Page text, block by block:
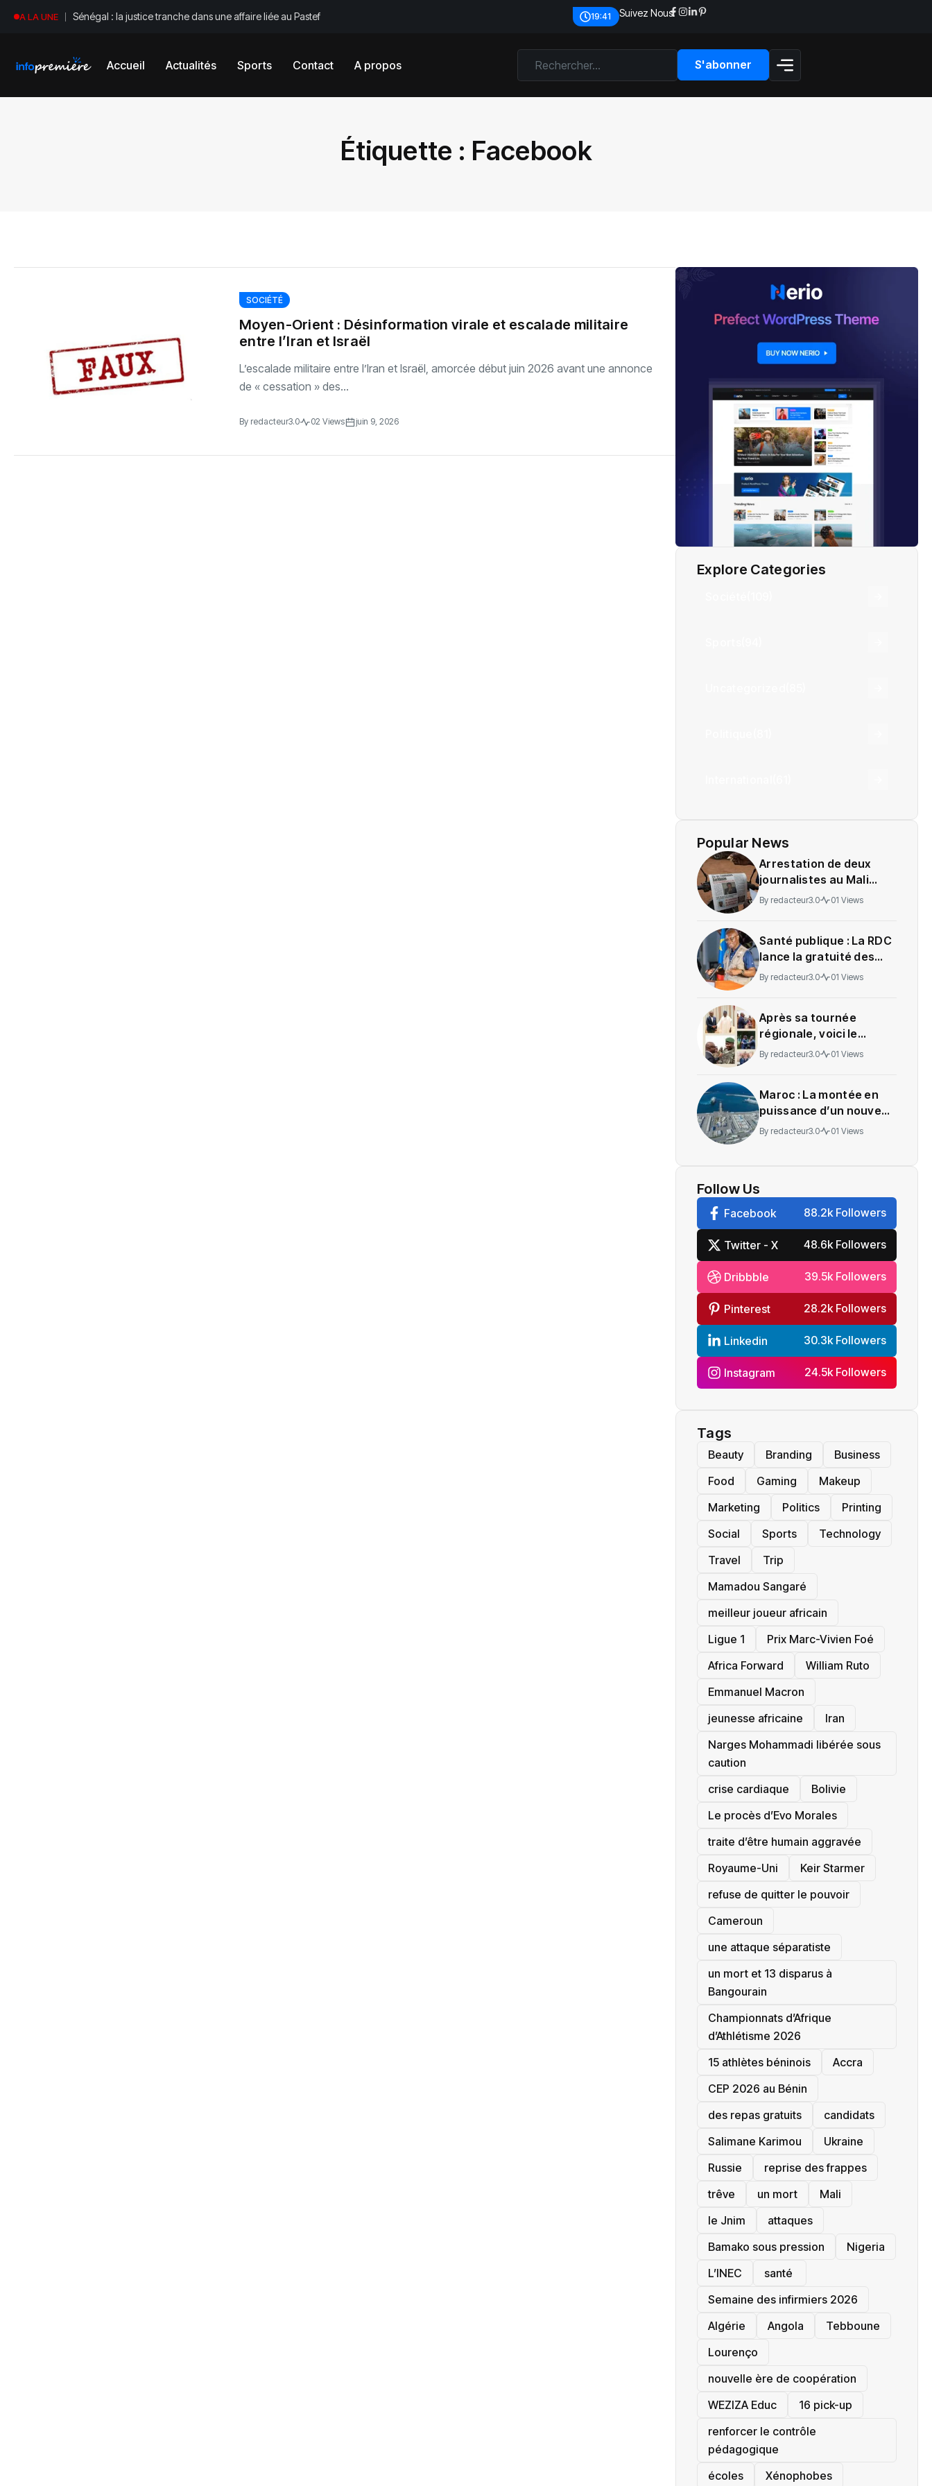
A LA UNE Sénégal : la justice tranche dans une affaire liée au Pastef 19:41 Suivez Nous:
Accueil Actualités Sports Contact A propos S'abonner
Étiquette : Facebook
SOCIÉTÉ
Moyen-Orient : Désinformation virale et escalade militaire
entre l’Iran et Israël
L’escalade militaire entre l’Iran et Israël, amorcée début juin 2026 avant une annonce
de « cessation » des...
By redacteur3.0 02 Views juin 9, 2026
Explore Categories
Popular News
Arrestation de deux
journalistes au Mali
provoque une
By redacteur3.0 01 Views
Santé publique : La RDC
lance la gratuité des
soins en Ituri
By redacteur3.0 01 Views
Après sa tournée
régionale, voici le
message de Wadagni
By redacteur3.0 01 Views
Maroc : La montée en
puissance d’un nouveau
centre névralgique de
By redacteur3.0 01 Views
Follow Us
Facebook 88.2k Followers
Twitter - X 48.6k Followers
Dribbble 39.5k Followers
Pinterest 28.2k Followers
Linkedin 30.3k Followers
Instagram 24.5k Followers
Tags
Beauty Branding
Business
Food
Gaming
Makeup
Marketing
Politics
Printing
Social
Sports
Technology
Travel
Trip
Mamadou Sangaré
meilleur joueur africain
Ligue 1
Prix Marc-Vivien Foé
‎Africa Forward
William Ruto
Emmanuel Macron
jeunesse africaine
‎Iran
Narges Mohammadi libérée sous
caution
crise cardiaque
‎Bolivie
Le procès d’Evo Morales
traite d’être humain aggravée
‎Royaume-Uni
Keir Starmer
refuse de quitter le pouvoir
‎Cameroun
une attaque séparatiste
un mort et 13 disparus à
Bangourain
‎Championnats d’Afrique
d’Athlétisme 2026
15 athlètes béninois
Accra
‎CEP 2026 au Bénin
des repas gratuits
candidats
Salimane Karimou
Ukraine
Russie
reprise des frappes
trêve
un mort
Mali
le Jnim
attaques
Bamako sous pression
‎Nigeria
L’INEC
santé ‎
Semaine des infirmiers 2026
‎Algérie
Angola
Tebboune
Lourenço
nouvelle ère de coopération
‎WEZIZA Educ
16 pick-up
renforcer le contrôle
pédagogique
écoles
‎Xénophobes